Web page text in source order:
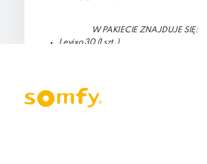
W PAKIECIE ZNAJDUJE SIĘ:
Levixo 30 (1 szt.)